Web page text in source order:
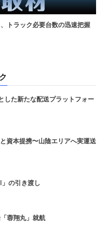
トラック必要台数の迅速把握
た新たな配送プラットフォー
資本提携〜山陰エリアへ実運送
の引き渡し
蓉翔丸」就航